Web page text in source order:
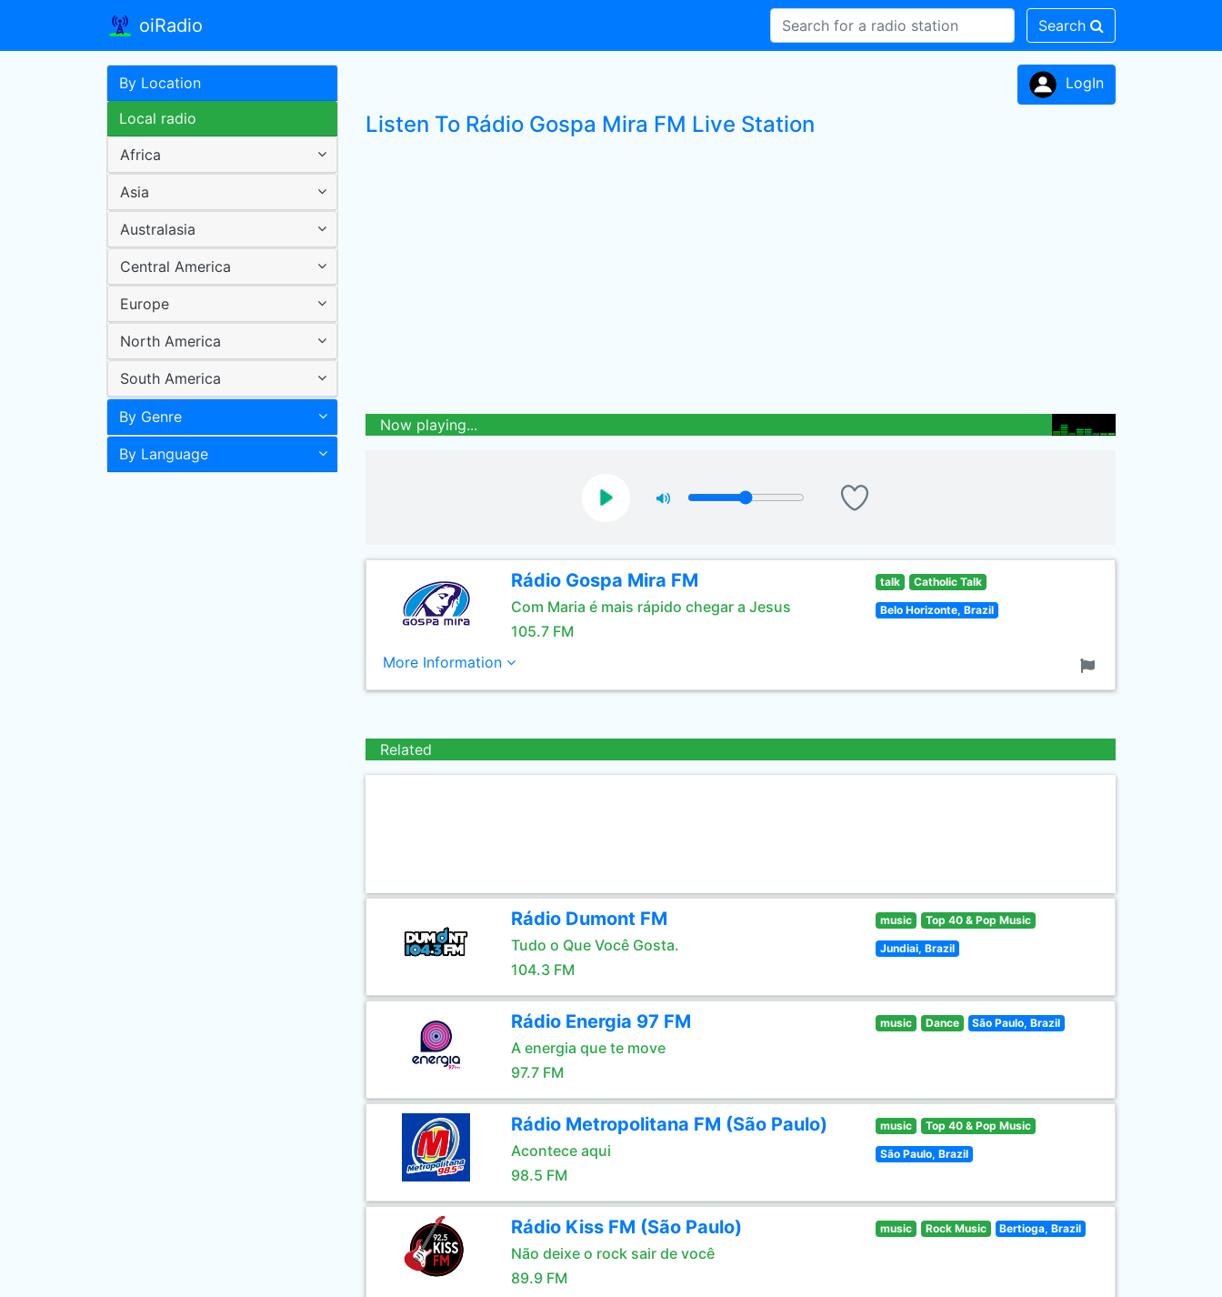
oiRadio Search
By Location
Local radio
Africa
Asia
Australasia
Central America
Europe
North America
South America
By Genre
By Language
LogIn
Listen To Rádio Gospa Mira FM Live Station
Now playing...
Rádio Gospa Mira FM
Com Maria é mais rápido chegar a Jesus
105.7 FM
talk Catholic Talk
Belo Horizonte, Brazil
More Information
Related
Rádio Dumont FM
Tudo o Que Você Gosta.
104.3 FM
music Top 40 & Pop Music
Jundiai, Brazil
Rádio Energia 97 FM
A energia que te move
97.7 FM
music Dance São Paulo, Brazil
Rádio Metropolitana FM (São Paulo)
Acontece aqui
98.5 FM
music Top 40 & Pop Music
São Paulo, Brazil
Rádio Kiss FM (São Paulo)
Não deixe o rock sair de você
89.9 FM
music Rock Music Bertioga, Brazil